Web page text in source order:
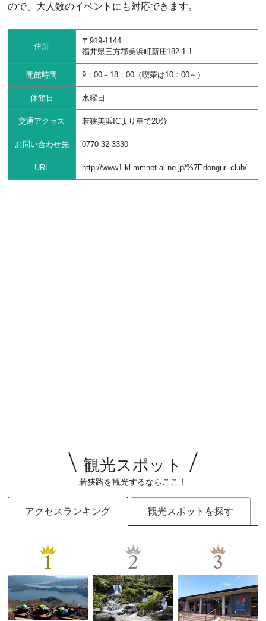
ので、大人数のイベントにも対応できます。
住所
〒919-1144
福井県三方郡美浜町新庄182-1-1
開館時間 9：00－18：00（喫茶は10：00～）
休館日 水曜日
交通アクセス 若狭美浜ICより車で20分
お問い合わせ先 0770-32-3330
URL http://www1.kl.mmnet-ai.ne.jp/%7Edonguri-club/
観光スポット
若狭路を観光するならここ！
アクセスランキング 観光スポットを探す
1 2 3